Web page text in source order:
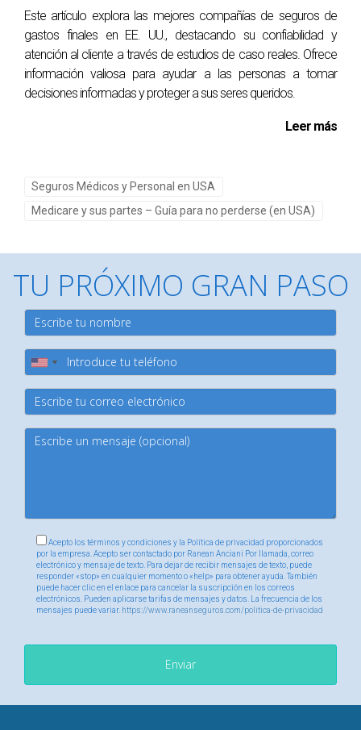
de Medicare Advantage porque le ofrecía beneficios
adicionales como atención dental y visión a un costo
mensual más bajo. Para él, el acceso a estos servicios era
más importante que la flexibilidad en la elección del
Medicare Original, pero también adquirió un plan Medigap
para cubrir algunos costos adicionales. Esto le permitió
Conclusión
La elección entre Medicare Original y Medicare Advantage
no es sencilla; depende en gran medida de tus necesidades
personales y circunstancias individuales. Es fundamental
evaluar cuidadosamente tus opciones antes de tomar una
decisión final. Recuerda considerar factores como la
cobertura necesaria, los costos asociados y tu preferencia
mantenerte saludable y feliz. Si sientes que necesitas
ayuda adicional o asesoramiento personalizado sobre cuál
opción es mejor para ti, no dudes en contactar aRanean
Ancianipara obtener orientación experta sobre tu situación
Preguntas Frecuentes
Este artículo explora las mejores compañías de seguros de
gastos finales en EE. UU., destacando su confiabilidad y
atención al cliente a través de estudios de caso reales. Ofrece
información valiosa para ayudar a las personas a tomar
decisiones informadas y proteger a sus seres queridos.
Leer más
Seguros Médicos y Personal en USA
Medicare y sus partes – Guía para no perderse (en USA)
TU PRÓXIMO GRAN PASO
Acepto los términos y condiciones y la Política de privacidad proporcionados
por la empresa. Acepto ser contactado por Ranean Anciani Por llamada, correo
electrónico y mensaje de texto. Para dejar de recibir mensajes de texto, puede
responder «stop» en cualquier momento o «help» para obtener ayuda. También
puede hacer clic en el enlace para cancelar la suscripción en los correos
electrónicos. Pueden aplicarse tarifas de mensajes y datos. La frecuencia de los
mensajes puede variar. https://www.raneanseguros.com/politica-de-privacidad
Enviar